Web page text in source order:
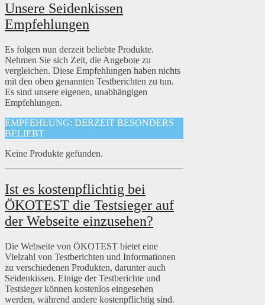
Unsere Seidenkissen
Empfehlungen
Es folgen nun derzeit beliebte Produkte.
Nehmen Sie sich Zeit, die Angebote zu
vergleichen. Diese Empfehlungen haben nichts
mit den oben genannten Testberichten zu tun.
Es sind unsere eigenen, unabhängigen
Empfehlungen.
EMPFEHLUNG: DERZEIT BESONDERS
BELIEBT
Keine Produkte gefunden.
Ist es kostenpflichtig bei
ÖKOTEST die Testsieger auf
der Webseite einzusehen?
Die Webseite von ÖKOTEST bietet eine
Vielzahl von Testberichten und Informationen
zu verschiedenen Produkten, darunter auch
Seidenkissen. Einige der Testberichte und
Testsieger können kostenlos eingesehen
werden, während andere kostenpflichtig sind.